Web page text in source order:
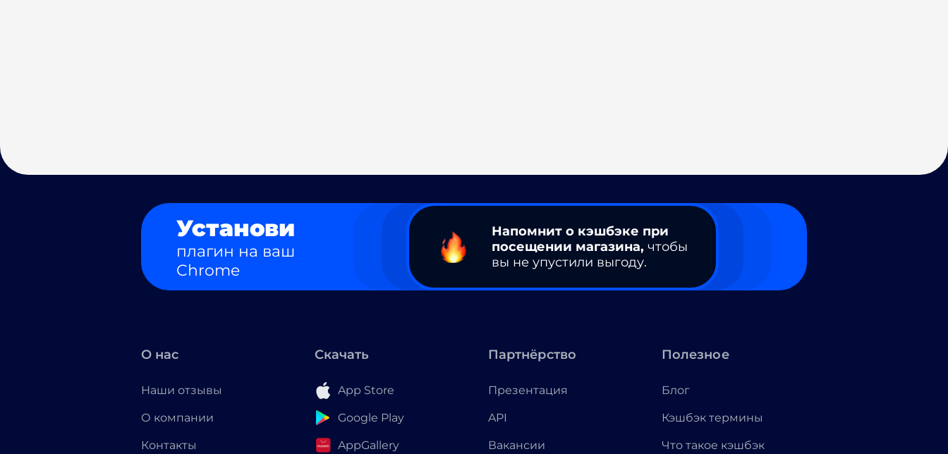
Установи
плагин на ваш
Chrome
Напомнит о кэшбэке при
посещении магазина, чтобы
вы не упустили выгоду.
О нас
Наши отзывы
О компании
Контакты
Скачать
App Store
Google Play
AppGallery
Партнёрство
Презентация
API
Вакансии
Полезное
Блог
Кэшбэк термины
Что такое кэшбэк